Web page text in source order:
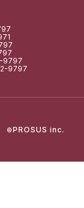
9797
©PROSUS inc.